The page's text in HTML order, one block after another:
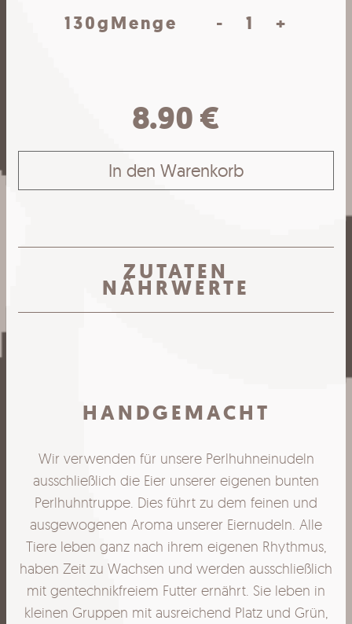
130gMenge - L'onda
Menge
+
8.90€
In den Warenkorb
ZUTATEN
NÄHRWERTE
HANDGEMACHT
Wir verwenden für unsere Perlhuhneinudeln
ausschließlich die Eier unserer eigenen bunten
Perlhuhntruppe. Dies führt zu dem feinen und
ausgewogenen Aroma unserer Eiernudeln. Alle
Tiere leben ganz nach ihrem eigenen Rhythmus,
haben Zeit zu Wachsen und werden ausschließlich
mit gentechnikfreiem Futter ernährt. Sie leben in
kleinen Gruppen mit ausreichend Platz und Grün,